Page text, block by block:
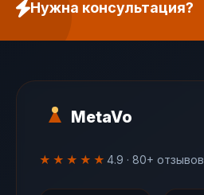
Нужна консультация?
MetaVo
★★★★★ 4.9 · 80+ отзывов